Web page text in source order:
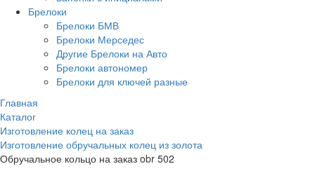
Брелоки
Брелоки БМВ
Брелоки Мерседес
Другие Брелоки на Авто
Брелоки автономер
Брелоки для ключей разные
Главная
Каталог
Изготовление колец на заказ
Изготовление обручальных колец из золота
Обручальное кольцо на заказ obr 502